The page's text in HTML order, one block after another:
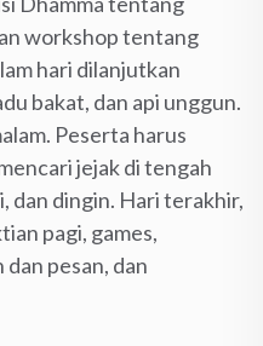
workshop tentang
hari dilanjutkan
bakat, dan api unggun.
Peserta harus
jejak di tengah
dan dingin. Hari terakhir,
pagi, games,
pesan, dan